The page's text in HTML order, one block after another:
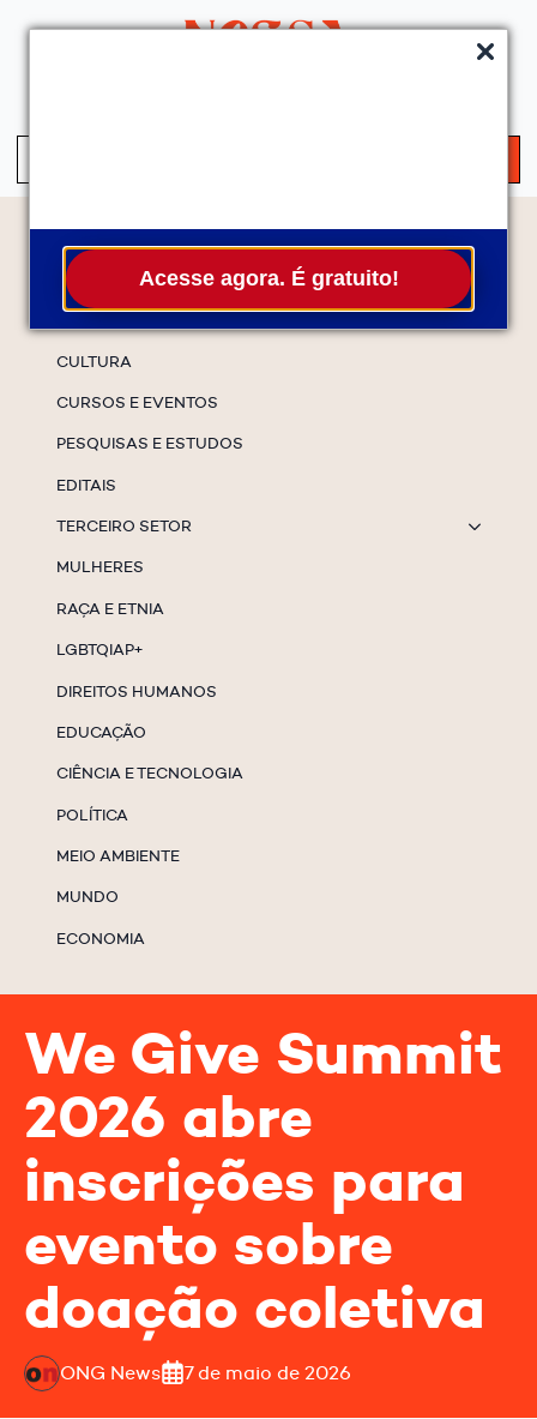
Acesse agora. É gratuito!
Temas
CULTURA
CURSOS E EVENTOS
PESQUISAS E ESTUDOS
EDITAIS
TERCEIRO SETOR
MULHERES
RAÇA E ETNIA
LGBTQIAP+
DIREITOS HUMANOS
EDUCAÇÃO
CIÊNCIA E TECNOLOGIA
POLÍTICA
MEIO AMBIENTE
MUNDO
ECONOMIA
We Give Summit
2026 abre
inscrições para
evento sobre
doação coletiva
ONG News 7 de maio de 2026